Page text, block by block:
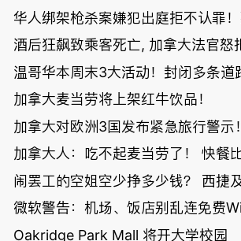
华人绑架枪杀案嫌犯出庭拒不认罪
酒后狂飙致乘客死亡, 加拿大法官怒
温哥华本周末3大活动！封闭多条道
加拿大麦当劳将上架红牛饮品！
加拿大对欧洲3国发布紧急旅行警示！
加拿大人：吃不起麦当劳了！ 快餐
闹罢工的空姐空少挣多少钱？ 西捷
微软警告：机场、饭店别乱连免费
Oakridge Park Mall 将开大学校园